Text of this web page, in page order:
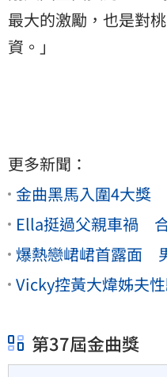
最大的激勵，也是對
資。」
更多新聞：
金曲黑馬入圍4大獎
Ella挺過父親車禍
爆熱戀峮峮首露面
Vicky控黃大煒姊夫
第37屆金曲獎